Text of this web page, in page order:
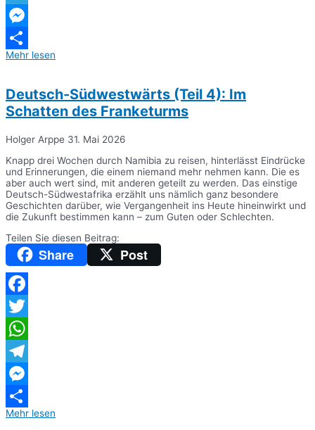
Telegram
Messenger
Teilen
Mehr lesen
Deutsch-Südwestwärts (Teil 4): Im
Schatten des Franketurms
Holger Arppe 31. Mai 2026
Knapp drei Wochen durch Namibia zu reisen, hinterlässt Eindrücke
und Erinnerungen, die einem niemand mehr nehmen kann. Die es
aber auch wert sind, mit anderen geteilt zu werden. Das einstige
Deutsch-Südwestafrika erzählt uns nämlich ganz besondere
Geschichten darüber, wie Vergangenheit ins Heute hineinwirkt und
die Zukunft bestimmen kann – zum Guten oder Schlechten.
Teilen Sie diesen Beitrag:
Share Post
Facebook
Twitter
WhatsApp
Telegram
Messenger
Teilen
Mehr lesen